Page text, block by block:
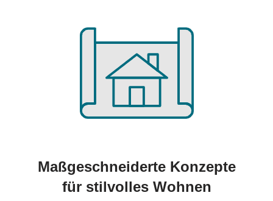
Maßgeschneiderte Konzepte
für stilvolles Wohnen